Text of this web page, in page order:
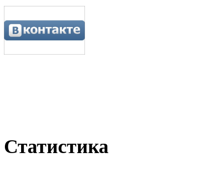
Статистика